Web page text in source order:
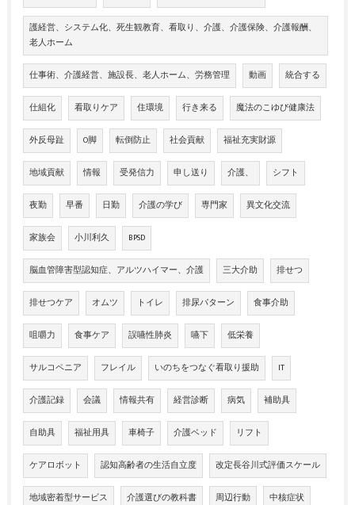
護経営、システム化、死生観教育、看取り、介護、介護保険、介護報酬、
老人ホーム
仕事術、介護経営、施設長、老人ホーム、労務管理 動画 統合する
仕組化 看取りケア 住環境 行き来る 魔法のこゆび健康法
外反母趾 O脚 転倒防止 社会貢献 福祉充実財源
地域貢献 情報 受発信力 申し送り 介護、 シフト
夜勤 早番 日勤 介護の学び 専門家 異文化交流
家族会 小川利久 BPSD
脳血管障害型認知症、アルツハイマー、介護 三大介助 排せつ
排せつケア オムツ トイレ 排尿パターン 食事介助
咀嚼力 食事ケア 誤嚥性肺炎 嚥下 低栄養
サルコペニア フレイル いのちをつなぐ看取り援助 IT
介護記録 会議 情報共有 経営診断 病気 補助具
自助具 福祉用具 車椅子 介護ベッド リフト
ケアロボット 認知高齢者の生活自立度 改定長谷川式評価スケール
地域密着型サービス 介護選びの教科書 周辺行動 中核症状